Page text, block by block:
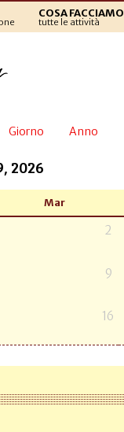
COSA FACCIAMO
tutte le attività
Giorno Anno
2026
Mar
2
9
16